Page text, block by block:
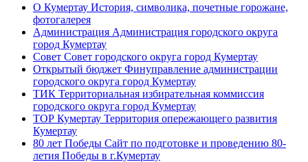
О Кумертау История, символика, почетные горожане,
фотогалерея
Администрация Администрация городского округа
город Кумертау
Совет Совет городского округа город Кумертау
Открытый бюджет Финуправление администрации
городского округа город Кумертау
ТИК Территориальная избирательная коммиссия
городского округа город Кумертау
ТОР Кумертау Территория опережающего развития
Кумертау
80 лет Победы Сайт по подготовке и проведению 80-
летия Победы в г.Кумертау